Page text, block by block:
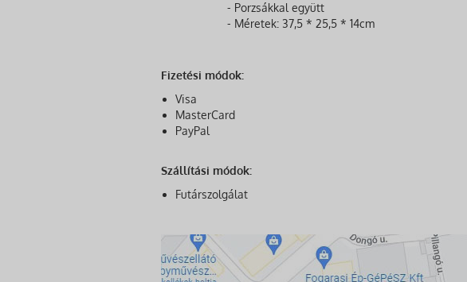
- Porzsákkal együtt
- Méretek: 37,5 * 25,5 * 14cm
Fizetési módok:
Visa
MasterCard
PayPal
Szállítási módok:
Futárszolgálat